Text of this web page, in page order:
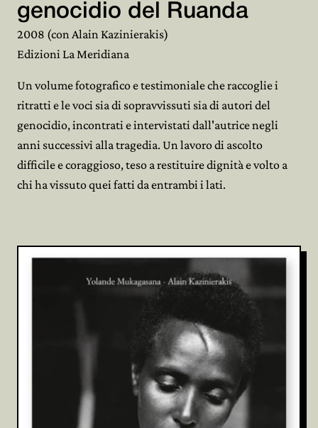
genocidio del Ruanda
2008 (con Alain Kazinierakis)
Edizioni La Meridiana
Un volume fotografico e testimoniale che raccoglie i
ritratti e le voci sia di sopravvissuti sia di autori del
genocidio, incontrati e intervistati dall'autrice negli
anni successivi alla tragedia. Un lavoro di ascolto
difficile e coraggioso, teso a restituire dignità e volto a
chi ha vissuto quei fatti da entrambi i lati.